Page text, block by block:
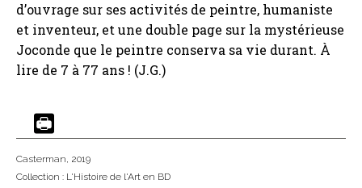
d’ouvrage sur ses activités de peintre, humaniste
et inventeur, et une double page sur la mystérieuse
Joconde que le peintre conserva sa vie durant. À
lire de 7 à 77 ans ! (J.G.)
Casterman, 2019
Collection : L'Histoire de l'Art en BD